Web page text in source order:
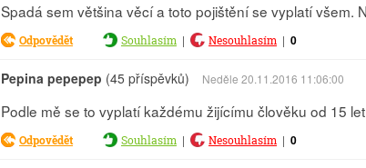
Spadá sem většina věcí a toto pojištění se vyplatí všem.
Odpovědět Souhlasím | Nesouhlasím | 0
Pepina pepepep (45 příspěvků) Neděle 20.11.2016 11:06:00
Podle mě se to vyplatí každému žijícímu člověku od 15
Odpovědět Souhlasím | Nesouhlasím | 0